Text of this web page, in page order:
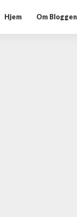
Hjem Om Bloggen